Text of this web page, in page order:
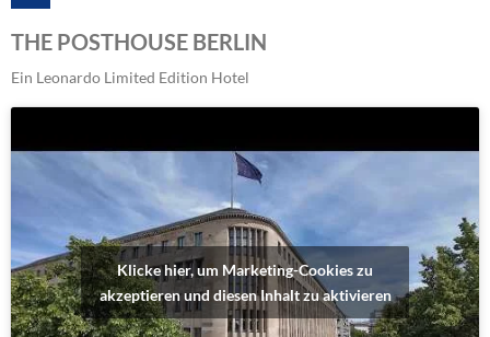
THE POSTHOUSE BERLIN
Ein Leonardo Limited Edition Hotel
Klicke hier, um Marketing-Cookies zu
akzeptieren und diesen Inhalt zu aktivieren